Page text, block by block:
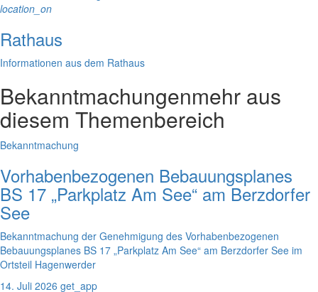
location_on
Rathaus
Informationen aus dem Rathaus
Bekanntmachungenmehr aus
diesem Themenbereich
Bekanntmachung
Vorhabenbezogenen Bebauungsplanes
BS 17 „Parkplatz Am See“ am Berzdorfer
See
Bekanntmachung der Genehmigung des Vorhabenbezogenen
Bebauungsplanes BS 17 „Parkplatz Am See“ am Berzdorfer See im
Ortsteil Hagenwerder
14. Juli 2026 get_app